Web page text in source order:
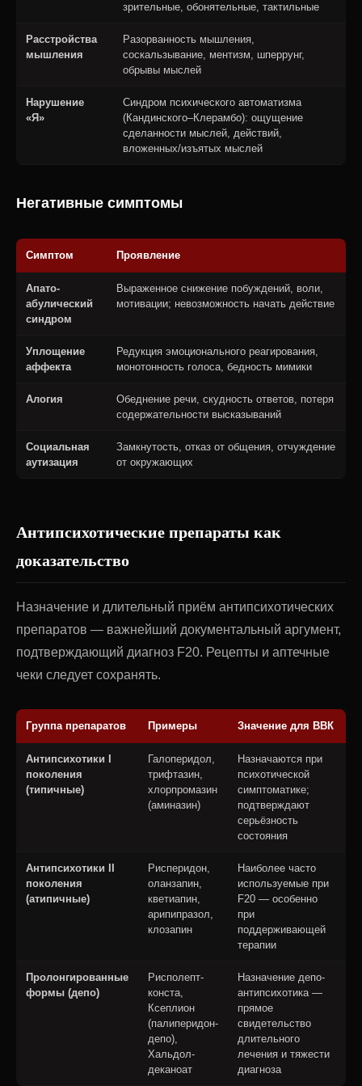
зрительные, обонятельные, тактильные
Расстройства
мышления
Разорванность мышления,
соскальзывание, ментизм, шперрунг,
обрывы мыслей
Нарушение
«Я»
Синдром психического автоматизма
(Кандинского–Клерамбо): ощущение
сделанности мыслей, действий,
вложенных/изъятых мыслей
Негативные симптомы
Симптом Проявление
Апато-
абулический
синдром
Выраженное снижение побуждений, воли,
мотивации; невозможность начать действие
Уплощение
аффекта
Редукция эмоционального реагирования,
монотонность голоса, бедность мимики
Алогия
Обеднение речи, скудность ответов, потеря
содержательности высказываний
Социальная
аутизация
Замкнутость, отказ от общения, отчуждение
от окружающих
Антипсихотические препараты как
доказательство
Назначение и длительный приём антипсихотических
препаратов — важнейший документальный аргумент,
подтверждающий диагноз F20. Рецепты и аптечные
чеки следует сохранять.
Группа препаратов Примеры Значение для ВВК
Антипсихотики I
поколения
(типичные)
Галоперидол,
трифтазин,
хлорпромазин
(аминазин)
Назначаются при
психотической
симптоматике;
подтверждают
серьёзность
состояния
Антипсихотики II
поколения
(атипичные)
Рисперидон,
оланзапин,
кветиапин,
арипипразол,
клозапин
Наиболее часто
используемые при
F20 — особенно
при
поддерживающей
терапии
Пролонгированные
формы (депо)
Рисполепт-
конста,
Ксеплион
(палиперидон-
депо),
Хальдол-
деканоат
Назначение депо-
антипсихотика —
прямое
свидетельство
длительного
лечения и тяжести
диагноза